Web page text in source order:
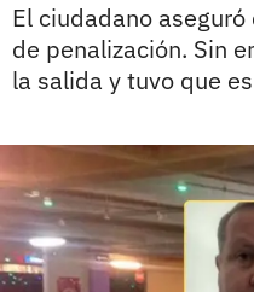
El ciudadano
de penalización. Sin
la salida y tuvo que